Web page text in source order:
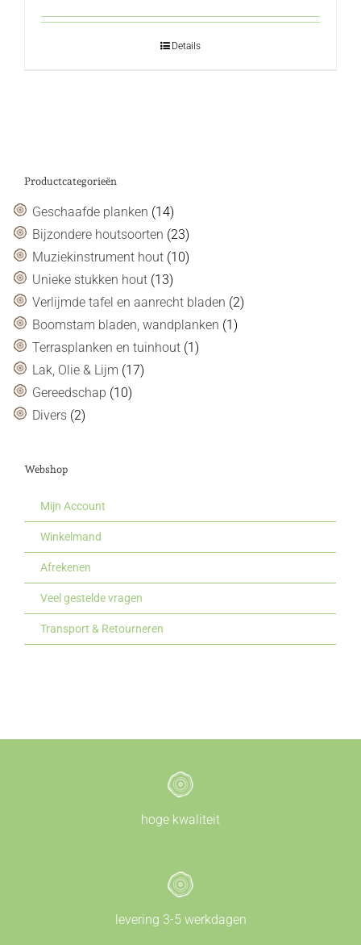
Details
Productcategorieën
Geschaafde planken (14)
Bijzondere houtsoorten (23)
Muziekinstrument hout (10)
Unieke stukken hout (13)
Verlijmde tafel en aanrecht bladen (2)
Boomstam bladen, wandplanken (1)
Terrasplanken en tuinhout (1)
Lak, Olie & Lijm (17)
Gereedschap (10)
Divers (2)
Webshop
Mijn Account
Winkelmand
Afrekenen
Veel gestelde vragen
Transport & Retourneren
hoge kwaliteit
levering 3-5 werkdagen